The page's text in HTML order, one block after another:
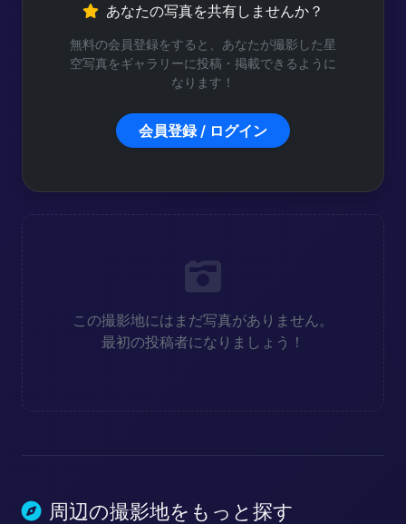
あなたの写真を共有しませんか？
無料の会員登録をすると、あなたが撮影した星
空写真をギャラリーに投稿・掲載できるように
なります！
会員登録 / ログイン
この撮影地にはまだ写真がありません。
最初の投稿者になりましょう！
周辺の撮影地をもっと探す